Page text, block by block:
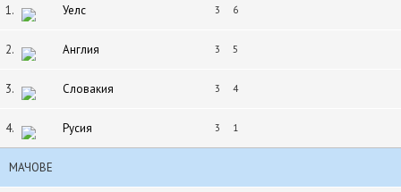
1. Уелс 3 6
2. Англия 3 5
3. Словакия 3 4
4. Русия 3 1
МАЧОВЕ